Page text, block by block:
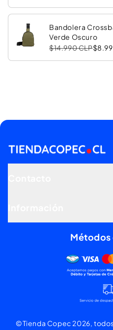
Bandolera
Verde Oscuro
$14.990 CLP
Métodos
©Tienda Copec 2026,